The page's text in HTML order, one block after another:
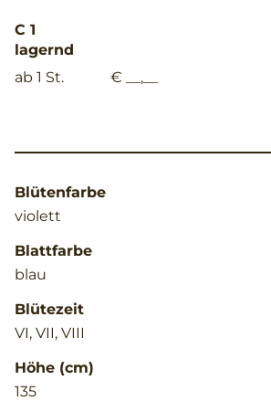
C 1
lagernd
ab 1 St.
€ __,__
Blütenfarbe
violett
Blattfarbe
blau
Blütezeit
VI, VII, VIII
Höhe (cm)
135